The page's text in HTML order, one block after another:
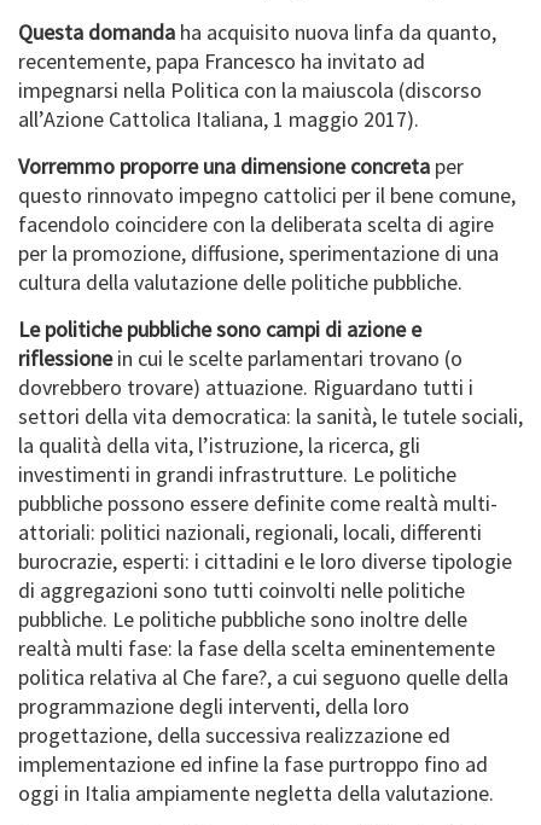
Questa domanda ha acquisito nuova linfa da quanto,
recentemente, papa Francesco ha invitato ad
impegnarsi nella Politica con la maiuscola (discorso
all’Azione Cattolica Italiana, 1 maggio 2017).
Vorremmo proporre una dimensione concreta per
questo rinnovato impegno cattolici per il bene comune,
facendolo coincidere con la deliberata scelta di agire
per la promozione, diffusione, sperimentazione di una
cultura della valutazione delle politiche pubbliche.
Le politiche pubbliche sono campi di azione e
riflessionein cui le scelte parlamentari trovano (o
dovrebbero trovare) attuazione. Riguardano tutti i
settori della vita democratica: la sanità, le tutele sociali,
la qualità della vita, l’istruzione, la ricerca, gli
investimenti in grandi infrastrutture. Le politiche
pubbliche possono essere definite come realtà multi-
attoriali: politici nazionali, regionali, locali, differenti
burocrazie, esperti: i cittadini e le loro diverse tipologie
di aggregazioni sono tutti coinvolti nelle politiche
pubbliche. Le politiche pubbliche sono inoltre delle
realtà multi fase: la fase della scelta eminentemente
politica relativa al Che fare?, a cui seguono quelle della
programmazione degli interventi, della loro
progettazione, della successiva realizzazione ed
implementazione ed infine la fase purtroppo fino ad
oggi in Italia ampiamente negletta della valutazione.